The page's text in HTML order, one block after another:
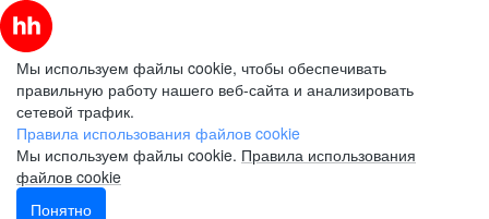
Мы используем файлы cookie, чтобы обеспечивать
правильную работу нашего веб-сайта и анализировать
сетевой трафик.
Правила использования файлов cookie
Мы используем файлы cookie. Правила использования
файлов cookie
Понятно